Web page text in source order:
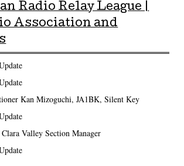
Radio Relay League |
Association and
Kan Mizoguchi, JA1BK, Silent Key
Valley Section Manager